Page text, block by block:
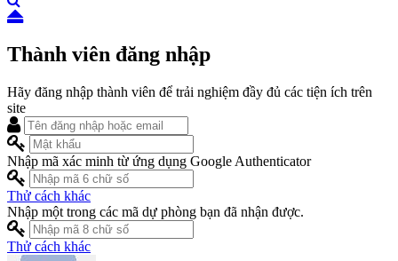
Thành viên đăng nhập
Hãy đăng nhập thành viên để trải nghiệm đầy đủ các tiện ích trên
site
Nhập mã xác minh từ ứng dụng Google Authenticator
Thử cách khác
Nhập một trong các mã dự phòng bạn đã nhận được.
Thử cách khác